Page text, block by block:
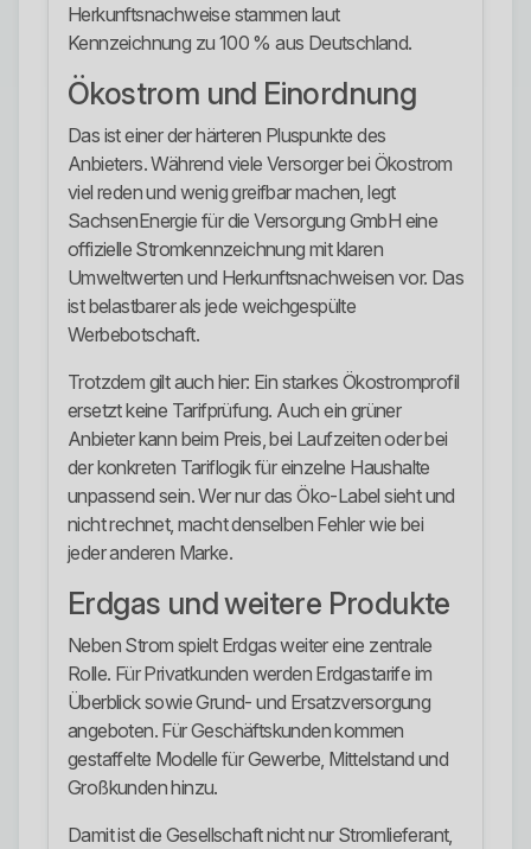
Herkunftsnachweise stammen laut
Kennzeichnung zu 100 % aus Deutschland.
Ökostrom und Einordnung
Das ist einer der härteren Pluspunkte des
Anbieters. Während viele Versorger bei Ökostrom
viel reden und wenig greifbar machen, legt
SachsenEnergie für die Versorgung GmbH eine
offizielle Stromkennzeichnung mit klaren
Umweltwerten und Herkunftsnachweisen vor. Das
ist belastbarer als jede weichgespülte
Werbebotschaft.
Trotzdem gilt auch hier: Ein starkes Ökostromprofil
ersetzt keine Tarifprüfung. Auch ein grüner
Anbieter kann beim Preis, bei Laufzeiten oder bei
der konkreten Tariflogik für einzelne Haushalte
unpassend sein. Wer nur das Öko-Label sieht und
nicht rechnet, macht denselben Fehler wie bei
jeder anderen Marke.
Erdgas und weitere Produkte
Neben Strom spielt Erdgas weiter eine zentrale
Rolle. Für Privatkunden werden Erdgastarife im
Überblick sowie Grund- und Ersatzversorgung
angeboten. Für Geschäftskunden kommen
gestaffelte Modelle für Gewerbe, Mittelstand und
Großkunden hinzu.
Damit ist die Gesellschaft nicht nur Stromlieferant,